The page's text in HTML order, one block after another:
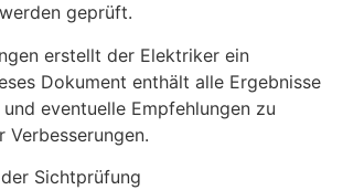
geprüft.
erstellt der Elektriker ein
Dokument enthält alle Ergebnisse
eventuelle Empfehlungen zu
Verbesserungen.
Sichtprüfung